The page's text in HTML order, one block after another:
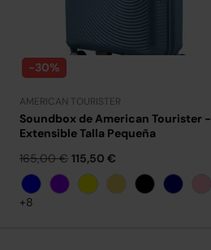
-30%
AMERICAN TOURISTER
Soundbox de American Tourister -
Extensible Talla Pequeña
165,00 € 115,50 €
Azul
+19
+8